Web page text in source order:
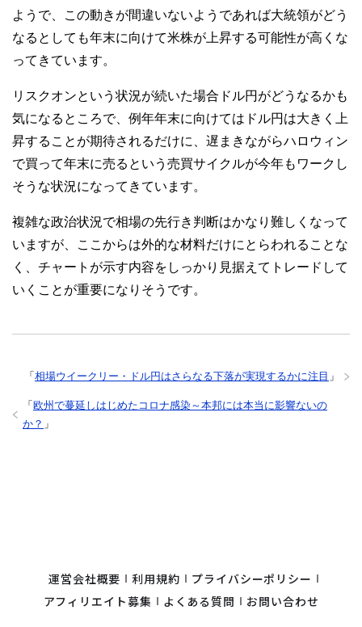
ようで、この動きが間違いないようであれば大統領がどう
なるとしても年末に向けて米株が上昇する可能性が高くな
ってきています。
リスクオンという状況が続いた場合ドル円がどうなるかも
気になるところで、例年年末に向けてはドル円は大きく上
昇することが期待されるだけに、遅まきながらハロウィン
で買って年末に売るという売買サイクルが今年もワークし
そうな状況になってきています。
複雑な政治状況で相場の先行き判断はかなり難しくなって
いますが、ここからは外的な材料だけにとらわれることな
く、チャートが示す内容をしっかり見据えてトレードして
いくことが重要になりそうです。
「 相場ウイークリー・ドル円はさらなる下落が実現するかに注目 」
「欧州で蔓延しはじめたコロナ感染～本邦には本当に影響ないの
か？ 」
運営会社概要 利用規約
プライバシーポリシー
アフィリエイト募集
よくある質問 お問い合わせ